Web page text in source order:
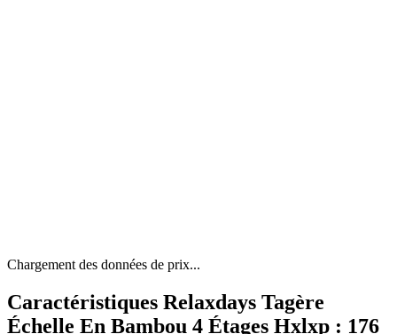
Chargement des données de prix...
Caractéristiques Relaxdays Tagère
Échelle En Bambou 4 Étages Hxlxp : 176